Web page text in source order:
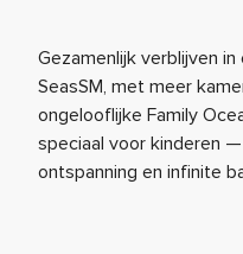
Gezamenlijk verblijven
SeasSM, met meer
ongelooflijke Family
speciaal voor kinderen
ontspanning en infinite